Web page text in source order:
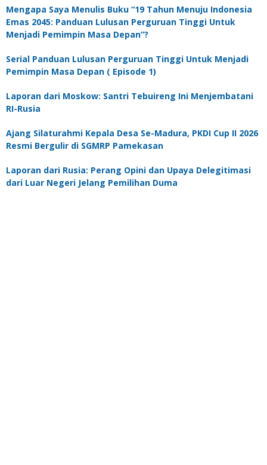
Mengapa Saya Menulis Buku “19 Tahun Menuju Indonesia
Emas 2045: Panduan Lulusan Perguruan Tinggi Untuk
Menjadi Pemimpin Masa Depan”?
Serial Panduan Lulusan Perguruan Tinggi Untuk Menjadi
Pemimpin Masa Depan ( Episode 1)
Laporan dari Moskow: Santri Tebuireng Ini Menjembatani
RI-Rusia
Ajang Silaturahmi Kepala Desa Se-Madura, PKDI Cup II 2026
Resmi Bergulir di SGMRP Pamekasan
Laporan dari Rusia: Perang Opini dan Upaya Delegitimasi
dari Luar Negeri Jelang Pemilihan Duma